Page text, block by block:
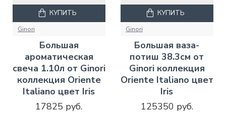
Ginori
Большая
ароматическая
свеча 1.10л от Ginori
коллекция Oriente
Italiano цвет Iris
17825 руб.
КУПИТЬ
Ginori
Большая ваза-
потиш 38.3см от
Ginori коллекция
Oriente Italiano цвет
Iris
125350 руб.
КУПИТЬ